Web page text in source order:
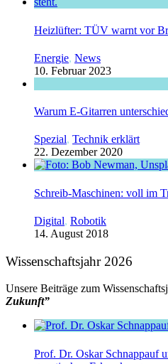
Heizlüfter: TÜV warnt vor
Energie, News
10. Februar 2023
Warum E-Gitarren
Spezial, Technik erklärt
22. Dezember 2020
Schreib-Maschinen: voll im
Digital, Robotik
14. August 2018
Wissenschaftsjahr 2026
Unsere Beiträge zum
Zukunft”
Prof. Dr. Oskar Schnappauf